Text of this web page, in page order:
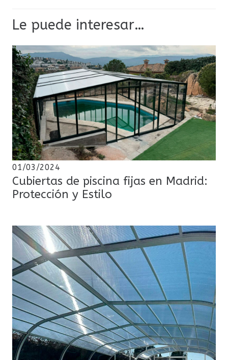
Le puede interesar…
01/03/2024
Cubiertas de piscina fijas en Madrid:
Protección y Estilo